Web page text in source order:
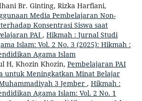
Br. Ginting, Rizka Harfiani,
Media Pembelajaran Non-
Konsentrasi Siswa saat
PAI , Hikmah : Jurnal Studi
Islam: Vol. 2 No. 3 (2025): Hikmah :
Agama Islam
H, Khozin Khozin, Pembelajaran PAI
untuk Meningkatkan Minat Belajar
3 Jember , Hikmah :
Agama Islam: Vol. 2 No. 1